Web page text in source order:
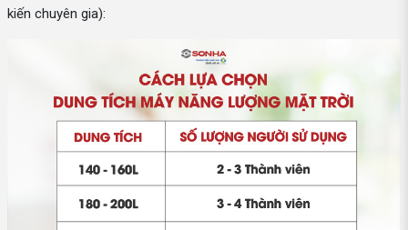
kiến chuyên gia):